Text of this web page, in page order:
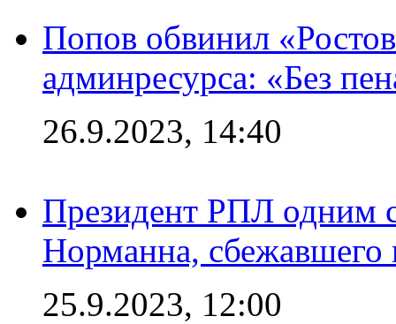
Попов обвинил
админресурса: «Без
26.9.2023, 14:40
Президент РПЛ одним
Норманна, сбежавшего
25.9.2023, 12:00